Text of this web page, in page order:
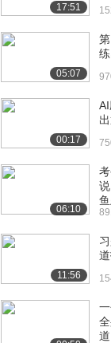
17:51
05:07
00:17
06:10
鱼
11:56
道